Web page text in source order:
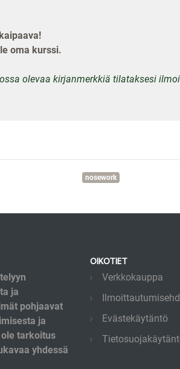
oma kurssi.
olevaa kirjanmerkkiä tilataksesi
nosework
ja
pohjaavat
ja
tarkoitus
yhdessä
OIKOTIET
Verkkokauppa
Evästekäytäntö